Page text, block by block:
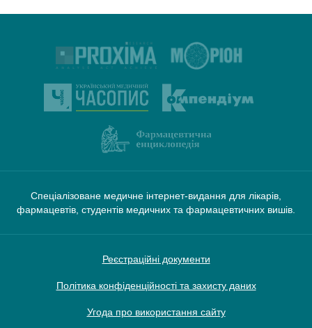
Спеціалізоване медичне інтернет-видання для лікарів,
фармацевтів, студентів медичних та фармацевтичних вишів.
Реєстраційні документи
Політика конфіденційності та захисту даних
Угода про використання сайту